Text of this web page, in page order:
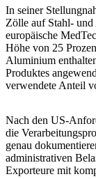
In seiner
Zölle auf Stahl-
europäische
Höhe von 25
Aluminium
Produktes
verwendete Anteil
Nach den US-
die
genau
administrativen
Exporteure mit